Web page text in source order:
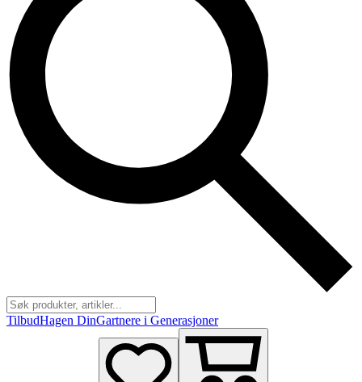
TilbudHagen DinGartnere i Generasjoner